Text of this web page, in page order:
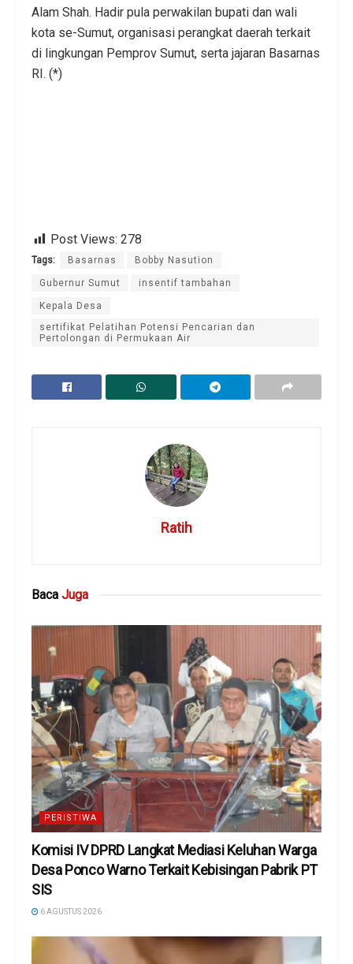
Alam Shah. Hadir pula perwakilan bupati dan wali
kota se-Sumut, organisasi perangkat daerah terkait
di lingkungan Pemprov Sumut, serta jajaran Basarnas
RI. (*)
Post Views: 278
Tags: Basarnas Bobby Nasution
Gubernur Sumut insentif tambahan
Kepala Desa
sertifikat Pelatihan Potensi Pencarian dan
Pertolongan di Permukaan Air
Ratih
Baca Juga
PERISTIWA
Komisi IV DPRD Langkat Mediasi Keluhan Warga
Desa Ponco Warno Terkait Kebisingan Pabrik PT
SIS
6 AGUSTUS 2026